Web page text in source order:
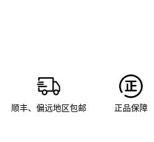
顺丰、偏远地区包邮 正品保障